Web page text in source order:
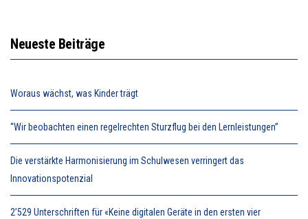
Neueste Beiträge
Woraus wächst, was Kinder trägt
“Wir beobachten einen regelrechten Sturzflug bei den Lernleistungen”
Die verstärkte Harmonisierung im Schulwesen verringert das
Innovationspotenzial
2’529 Unterschriften für «Keine digitalen Geräte in den ersten vier